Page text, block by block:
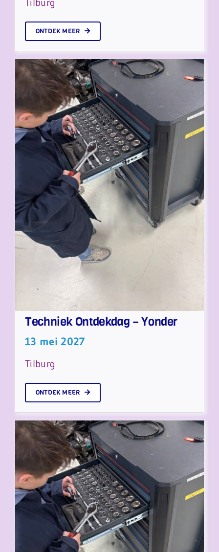
Tilburg
ONTDEK MEER
Techniek Ontdekdag – Yonder
13 mei 2027
Tilburg
ONTDEK MEER